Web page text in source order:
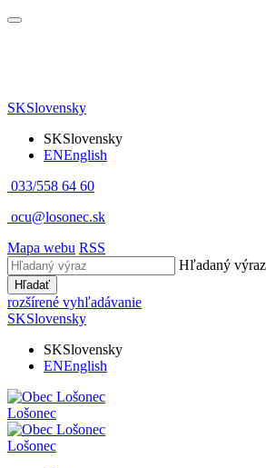
SKSlovensky
SKSlovensky
ENEnglish
033/558 64 60
ocu@losonec.sk
Mapa webu RSS
Hľadaný výraz
Hľadať
rozšírené vyhľadávanie
SKSlovensky
SKSlovensky
ENEnglish
Lošonec
Lošonec